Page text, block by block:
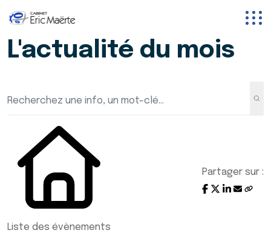
L'actualité du mois
Liste des évènements
Partager sur :